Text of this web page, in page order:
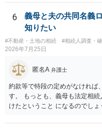
も相続権があります。つまり、
相続権がある可能性があります
6
義母と夫の共同名義
知りたい
#不動産・土地の相続 #相続人調査・
2026年7月25日
匿名A 弁護士
約款等で特段の定めがなければ
す。 もっとも、義母も法定相
けたということ になるのでし